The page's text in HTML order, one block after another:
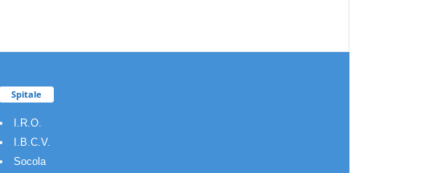
Spitale
I.R.O.
I.B.C.V.
Socola